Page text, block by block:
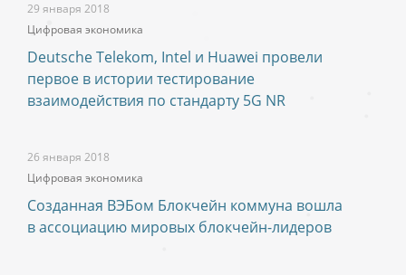
29 января 2018
Цифровая экономика
Deutsche Telekom, Intel и Huawei провели
первое в истории тестирование
взаимодействия по стандарту 5G NR
26 января 2018
Цифровая экономика
Созданная ВЭБом Блокчейн коммуна вошла
в ассоциацию мировых блокчейн-лидеров